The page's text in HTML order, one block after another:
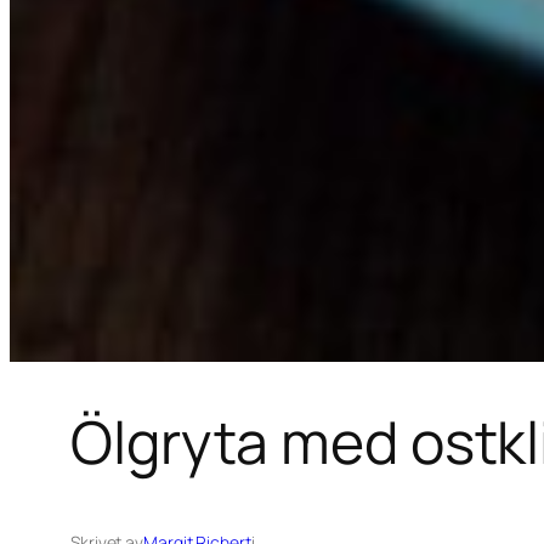
Ölgryta med